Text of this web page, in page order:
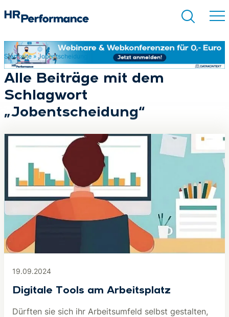
Suchen
Startseite» Jobentscheidung
Alle Beiträge mit dem
Schlagwort
„Jobentscheidung“
19.09.2024
Digitale Tools am Arbeitsplatz
Dürften sie sich ihr Arbeitsumfeld selbst gestalten,